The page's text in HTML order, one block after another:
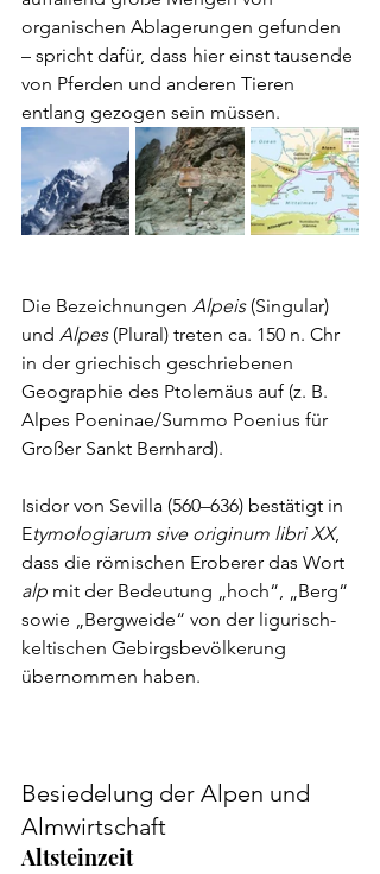
organischen Ablagerungen gefunden
– spricht dafür, dass hier einst tausende
von Pferden und anderen Tieren
entlang gezogen sein müssen.
Die Bezeichnungen Alpeis (Singular)
und Alpes (Plural) treten ca. 150 n. Chr
in der griechisch geschriebenen
Geographie des Ptolemäus auf (z. B.
Alpes Poeninae/Summo Poenius für
Großer Sankt Bernhard).
Isidor von Sevilla (560–636) bestätigt in
Etymologiarum sive originum libri XX,
dass die römischen Eroberer das Wort
alp mit der Bedeutung „hoch“, „Berg“
sowie „Bergweide“ von der ligurisch-
keltischen Gebirgsbevölkerung
übernommen haben.
Besiedelung der Alpen und
Almwirtschaft
Altsteinzeit